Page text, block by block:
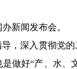
新闻发布会。
，深入贯彻党
做好“产、水、